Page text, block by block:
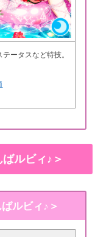
ータスなど特技。
ルビィ♪＞
ルビィ♪＞